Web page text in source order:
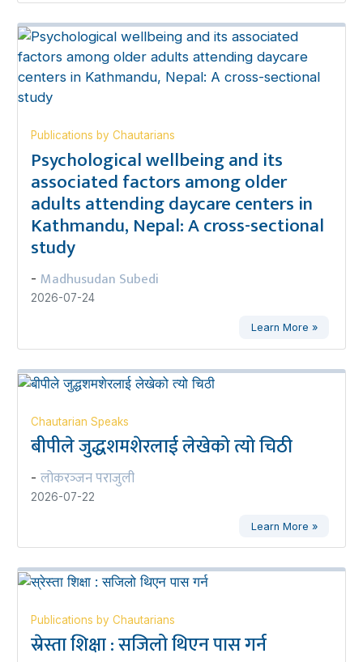
Publications by Chautarians
Psychological wellbeing and its
associated factors among older
adults attending daycare centers in
Kathmandu, Nepal: A cross-sectional
study
- Madhusudan Subedi
2026-07-24
Learn More »
Chautarian Speaks
बीपीले जुद्धशमशेरलाई लेखेको त्यो चिठी
- लोकरञ्‍जन पराजुली
2026-07-22
Learn More »
Publications by Chautarians
स्रेस्ता शिक्षा : सजिलो थिएन पास गर्न